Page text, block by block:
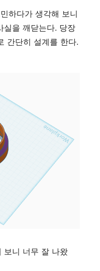
하다가 생각해 보니
실을 깨닫는다. 당장
간단히 설계를 한다.
보니 너무 잘 나왔